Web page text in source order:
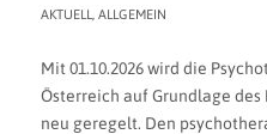
AKTUELL ALLGEMEIN
Mit 01.10.2026 wird die
Österreich auf Grundlage des
neu geregelt. Den